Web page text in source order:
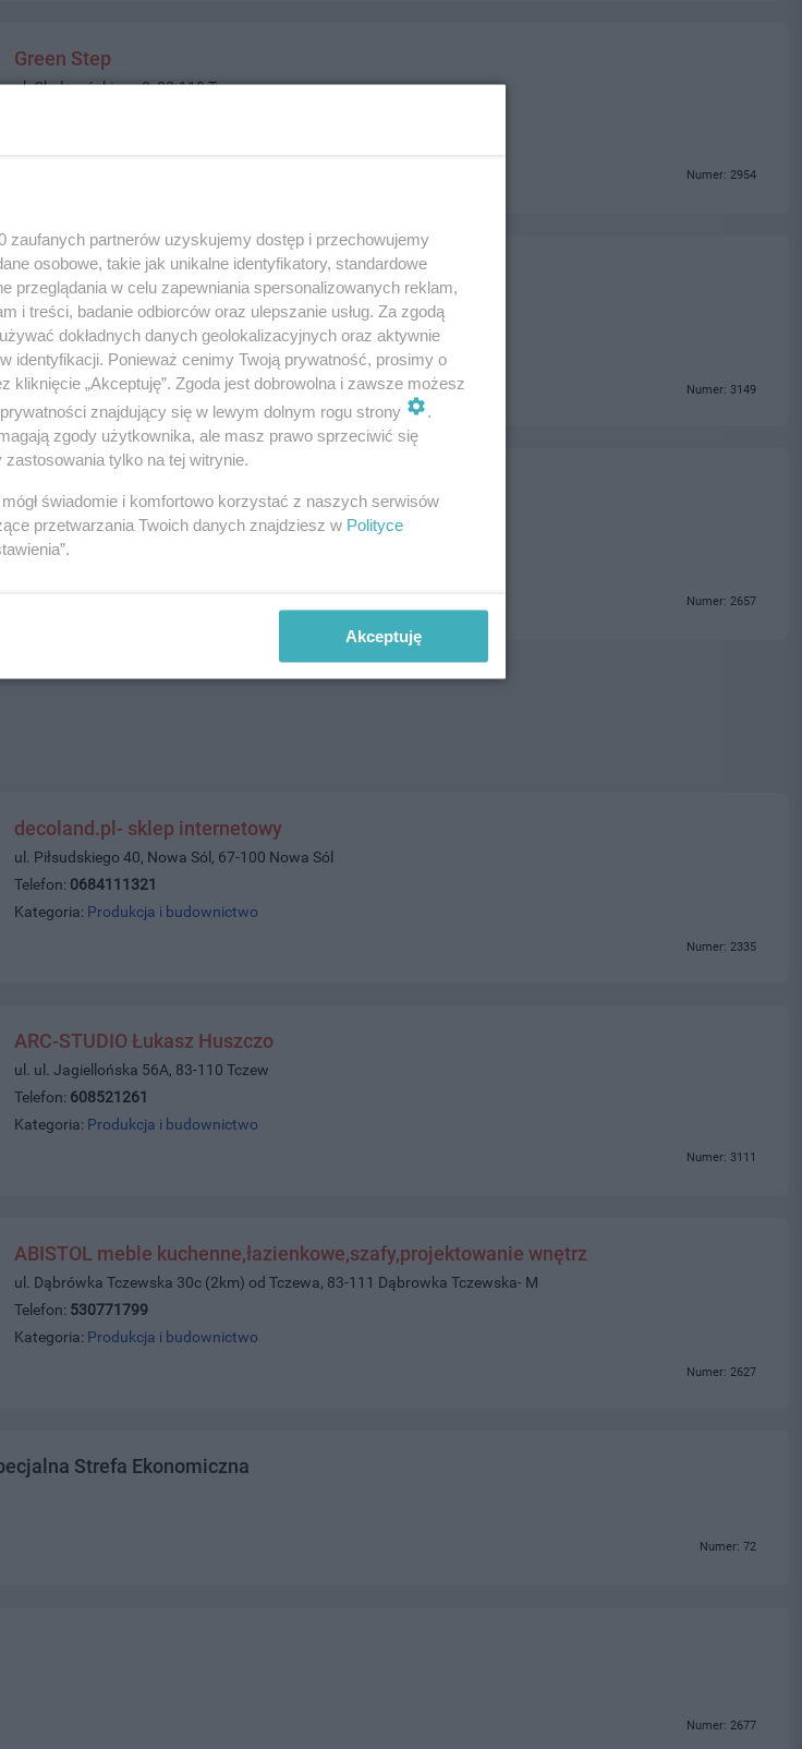
Green Step
ul. Chełmońskiego 8, 83-110 Tczew
Numer: 2954
Gamar Sp. z o.o. S.K. Producent opakowań kartonowych
ul. ul. Świerkowa 13, 83-130 Pelplin
Telefon: +48585361589
Kategoria:Produkcja i budownictwo
Numer: 3149
ul. Kazimierza Wielkiego b/n, 83-110 Tczew
Telefon:
585302310508072360500395500
Numer: 2657
decoland.pl- sklep internetowy
ul. Piłsudskiego 40, Nowa Sól, 67-100 Nowa Sól
Telefon: 0684111321
Kategoria: Produkcja i budownictwo
Numer: 2335
ARC-STUDIO Łukasz Huszczo
ul. ul. Jagiellońska 56A, 83-110 Tczew
Telefon: 608521261
Kategoria: Produkcja i budownictwo
Numer: 3111
ABISTOL meble kuchenne,łazienkowe,szafy,projektowanie wnętrz
ul. Dąbrówka Tczewska 30c (2km) od Tczewa, 83-111 Dąbrowka Tczewska- M
Telefon: 530771799
Kategoria: Produkcja i budownictwo
Numer: 2627
Strefa Ekonomiczna
Numer: 72
Numer: 2677
zaufanych partnerów uzyskujemy dostęp i przechowujemy
osobowe, takie jak unikalne identyfikatory, standardowe
przeglądania w celu zapewniania spersonalizowanych reklam,
i treści, badanie odbiorców oraz ulepszanie usług. Za zgodą
dokładnych danych geolokalizacyjnych oraz aktywnie
identyfikacji. Ponieważ cenimy Twoją prywatność, prosimy o
kliknięcie „Akceptuję”. Zgoda jest dobrowolna i zawsze możesz
znajdujący się w lewym dolnym rogu strony
.
zgody użytkownika, ale masz prawo sprzeciwić się
tylko na tej witrynie.
świadomie i komfortowo korzystać z naszych serwisów
przetwarzania Twoich danych znajdziesz w Polityce
Akceptuję